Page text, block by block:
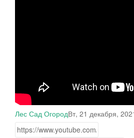
Лес Сад ОгородВт, 21 декабря,